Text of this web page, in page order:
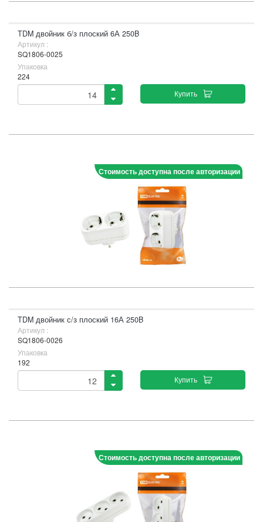
TDM двойник б/з плоский 6А 250B
Артикул :
SQ1806-0025
Упаковка
224
Купить
Стоимость доступна после авторизации
TDM двойник с/з плоский 16А 250B
Артикул :
SQ1806-0026
Упаковка
192
Купить
Стоимость доступна после авторизации